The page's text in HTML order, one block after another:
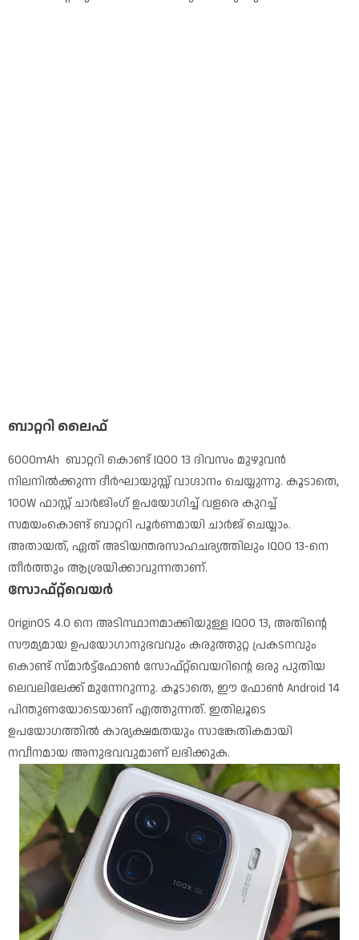
ബാറ്ററി ലൈഫ്
6000mAh ബാറ്ററി കൊണ്ട് IQOO 13 ദിവസം മുഴുവൻ
നിലനിൽക്കുന്ന ദീർഘായുസ്സ് വാഗ്ദാനം ചെയ്യുന്നു. കൂടാതെ,
100W ഫാസ്റ്റ് ചാർജിംഗ് ഉപയോഗിച്ച് വളരെ കുറച്ച്
സമയംകൊണ്ട് ബാറ്ററി പൂർണമായി ചാർജ് ചെയ്യാം.
അതായത്, ഏത് അടിയന്തരസാഹചര്യത്തിലും IQOO 13-നെ
തീർത്തും ആശ്രയിക്കാവുന്നതാണ്.
സോഫ്റ്റ്‌വെയർ
OriginOS 4.0 നെ അടിസ്ഥാനമാക്കിയുള്ള IQOO 13, അതിന്റെ
സൗമ്യമായ ഉപയോഗാനുഭവവും കരുത്തുറ്റ പ്രകടനവും
കൊണ്ട് സ്മാർട്ട്‌ഫോൺ സോഫ്റ്റ്‌വെയറിന്റെ ഒരു പുതിയ
ലെവലിലേക്ക് മുന്നേറുന്നു. കൂടാതെ, ഈ ഫോൺ Android 14
പിന്തുണയോടെയാണ് എത്തുന്നത്. ഇതിലൂടെ
ഉപയോഗത്തിൽ കാര്യക്ഷമതയും സാങ്കേതികമായി
നവീനമായ അനുഭവവുമാണ് ലഭിക്കുക.